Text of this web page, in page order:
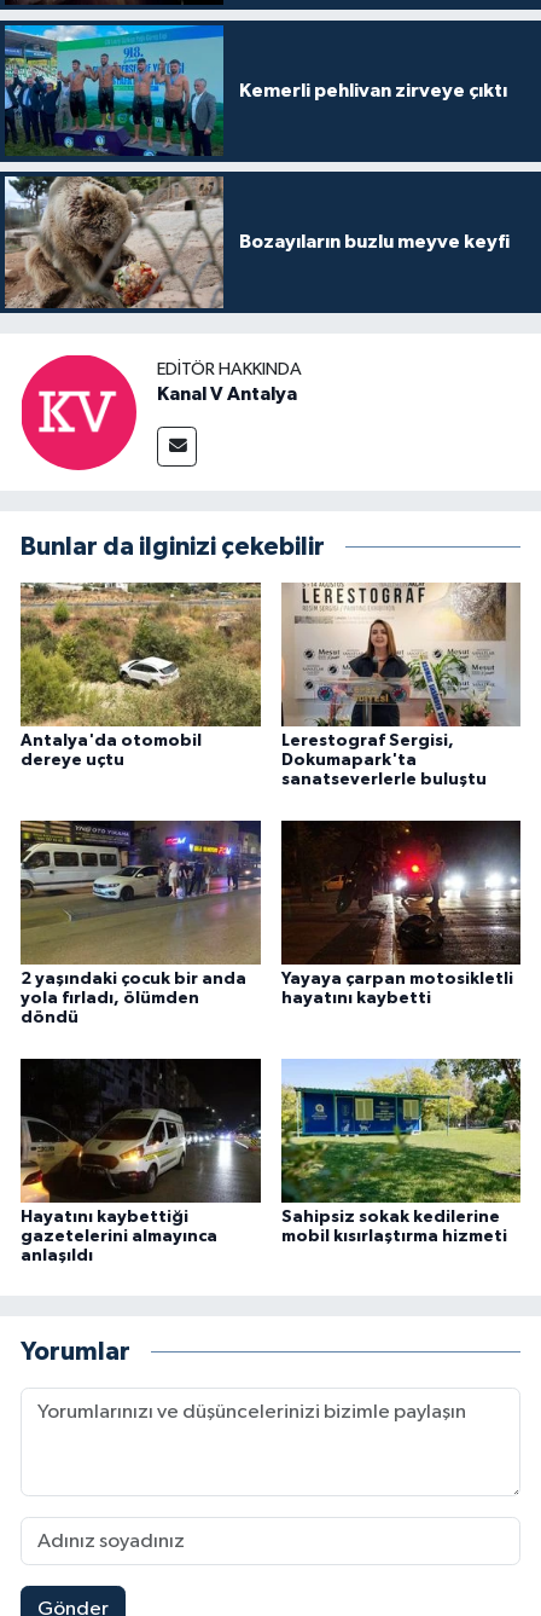
Kemerli pehlivan zirveye çıktı
Bozayıların buzlu meyve keyfi
EDITÖR HAKKINDA
Kanal V Antalya
Bunlar da ilginizi çekebilir
Antalya'da otomobil
dereye uçtu
Lerestograf Sergisi,
Dokumapark'ta
sanatseverlerle buluştu
2 yaşındaki çocuk bir anda
yola fırladı, ölümden
döndü
Yayaya çarpan motosikletli
hayatını kaybetti
Hayatını kaybettiği
gazetelerini almayınca
anlaşıldı
Sahipsiz sokak kedilerine
mobil kısırlaştırma hizmeti
Yorumlar
Gönder